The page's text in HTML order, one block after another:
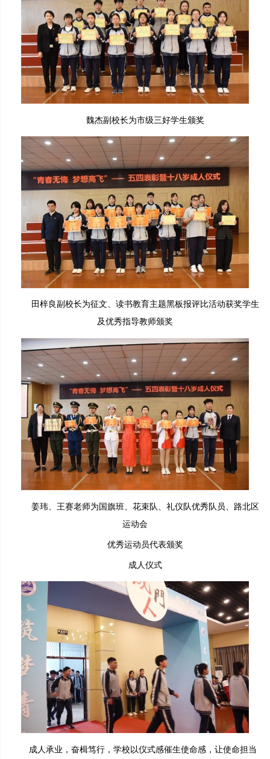
魏杰副校长为市级三好学生颁奖
田梓良副校长为征文、读书教育主题黑板报评比活动获奖学生
及优秀指导教师颁奖
姜玮、王赛老师为国旗班、花束队、礼仪队优秀队员、路北区
运动会
优秀运动员代表颁奖
成人仪式
成人承业，奋楫笃行，学校以仪式感催生使命感，让使命担当